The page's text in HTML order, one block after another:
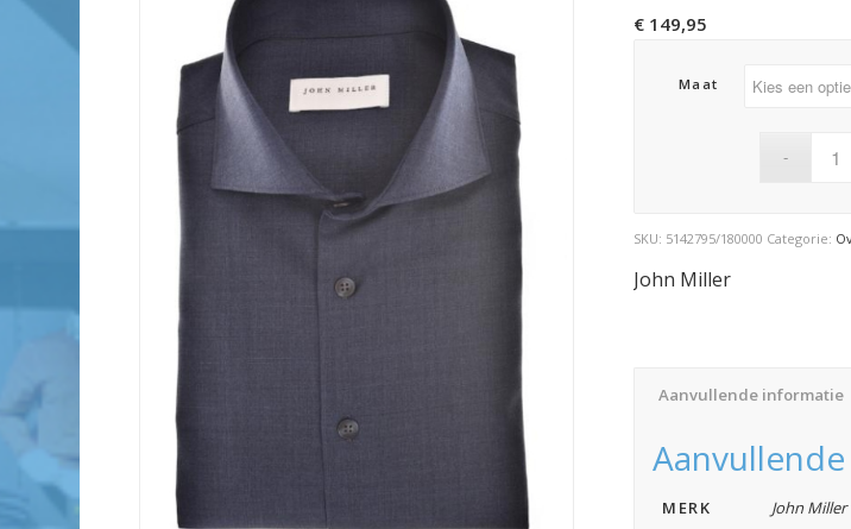
€ 149,95
Maat
SKU: 5142795/180000 Categorie:
John Miller
Aanvullende informatie
MERK
John Miller